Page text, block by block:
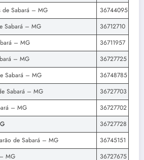
de Sabará – MG
36744095
Sabará – MG
36712710
– MG
36711957
– MG
36727725
Sabará – MG
36748785
Sabará – MG
36727703
– MG
36727702
36727728
de Sabará – MG
36745151
MG
36727675